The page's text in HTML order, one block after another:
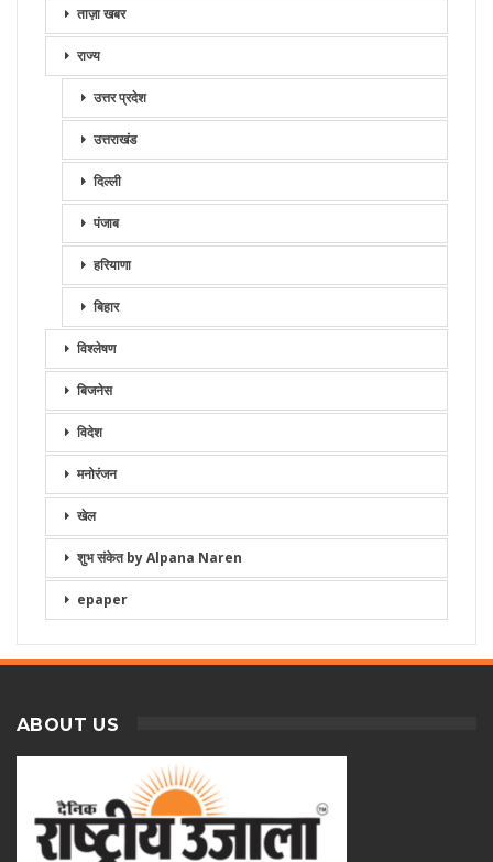
ताज़ा खबर
राज्य
उत्तर प्रदेश
उत्तराखंड
दिल्ली
पंजाब
हरियाणा
बिहार
विश्लेषण
बिजनेस
विदेश
मनोरंजन
खेल
शुभ संकेत by Alpana Naren
epaper
ABOUT US